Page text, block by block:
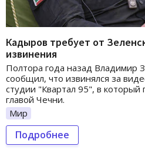
Кадыров требует от
извинения
Полтора года назад Владимир
сообщил, что извинялся за
студии "Квартал 95", в
главой Чечни.
Мир
Подробнее